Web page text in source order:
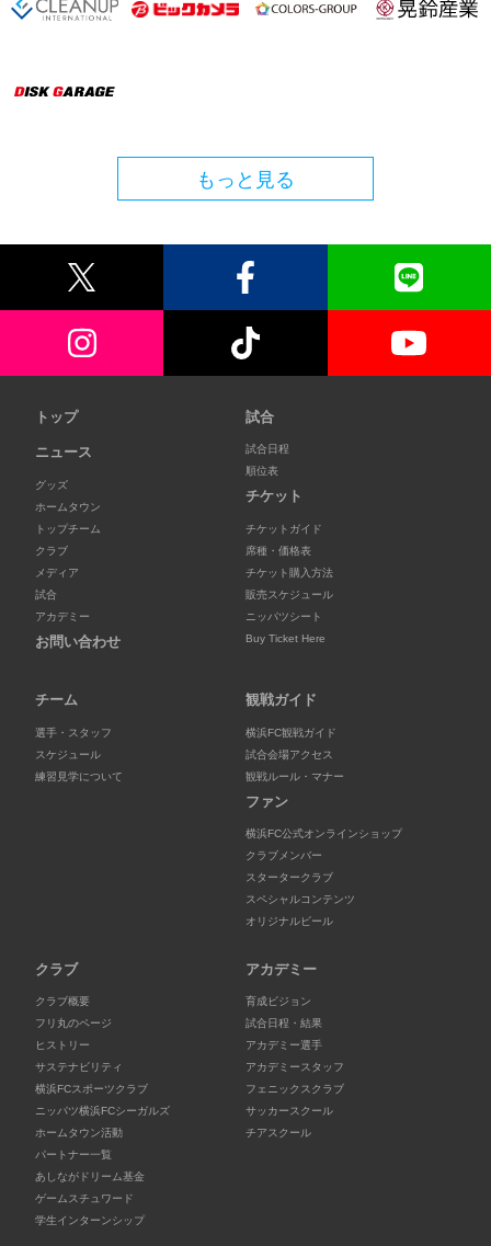
もっと見る
トップ
ニュース
グッズ
ホームタウン
トップチーム
クラブ
メディア
試合
アカデミー
お問い合わせ
試合
試合日程
順位表
チケット
チケットガイド
席種・価格表
チケット購入方法
販売スケジュール
ニッパツシート
Buy Ticket Here
チーム
選手・スタッフ
スケジュール
練習見学について
観戦ガイド
横浜FC観戦ガイド
試合会場アクセス
観戦ルール・マナー
ファン
横浜FC公式オンラインショップ
クラブメンバー
スタータークラブ
スペシャルコンテンツ
オリジナルビール
クラブ
クラブ概要
フリ丸のページ
ヒストリー
サステナビリティ
横浜FCスポーツクラブ
ニッパツ横浜FCシーガルズ
ホームタウン活動
パートナー一覧
あしながドリーム基金
ゲームスチュワード
学生インターンシップ
アカデミー
育成ビジョン
試合日程・結果
アカデミー選手
アカデミースタッフ
フェニックスクラブ
サッカースクール
チアスクール